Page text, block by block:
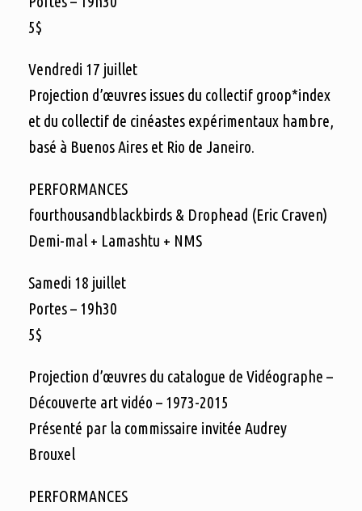
5$
Vendredi 17 juillet
Projection d’œuvres issues du collectif groop*index
et du collectif de cinéastes expérimentaux hambre,
basé à Buenos Aires et Rio de Janeiro.
PERFORMANCES
fourthousandblackbirds & Drophead (Eric Craven)
Demi-mal + Lamashtu + NMS
Samedi 18 juillet
Portes – 19h30
5$
Projection d’œuvres du catalogue de Vidéographe –
Découverte art vidéo – 1973-2015
Présenté par la commissaire invitée Audrey
Brouxel
PERFORMANCES